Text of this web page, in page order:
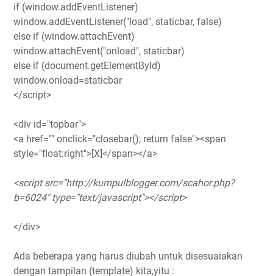
if (window.addEventListener)
window.addEventListener("load", staticbar, false)
else if (window.attachEvent)
window.attachEvent("onload", staticbar)
else if (document.getElementById)
window.onload=staticbar
</script>
<div id="topbar">
<a href="" onclick="closebar(); return false"><span
style="float:right">[X]</span></a>
<script src="http://kumpulblogger.com/scahor.php?
b=6024" type="text/javascript"></script>
</div>
Ada beberapa yang harus diubah untuk disesuaiakan
dengan tampilan (template) kita,yitu :